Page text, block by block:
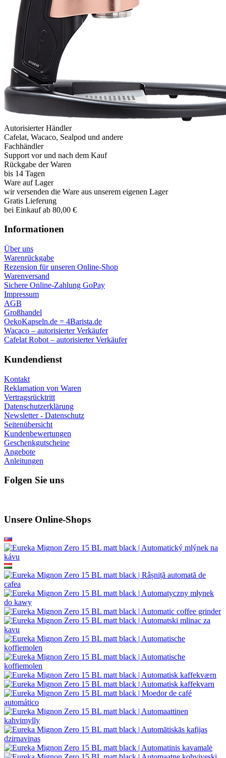
Autorisierter Händler
Cafelat, Wacaco, Sealpod und andere
Fachhändler
Support vor und nach dem Kauf
Rückgabe der Waren
bis 14 Tagen
Ware auf Lager
wir versenden die Ware aus unserem eigenen Lager
Gratis Lieferung
bei Einkauf ab 80,00 €
Informationen
Über uns
Warenrückgabe
Rezension für unseren Online-Shop
Warenversand
Sichere Online-Zahlung GoPay
Impressum
AGB
Großhandel
OekoKapseln.de = 4Barista.de
Wacaco – autorisierter Verkäufer
Cafelat Robot – autorisierter Verkäufer
Kundendienst
Kontakt
Reklamation von Waren
Vertragsrücktritt
Datenschutzerklärung
Newsletter - Datenschutz
Seitenübersicht
Kundenbewertungen
Geschenkgutscheine
Angebote
Anleitungen
Folgen Sie uns
Unsere Online-Shops